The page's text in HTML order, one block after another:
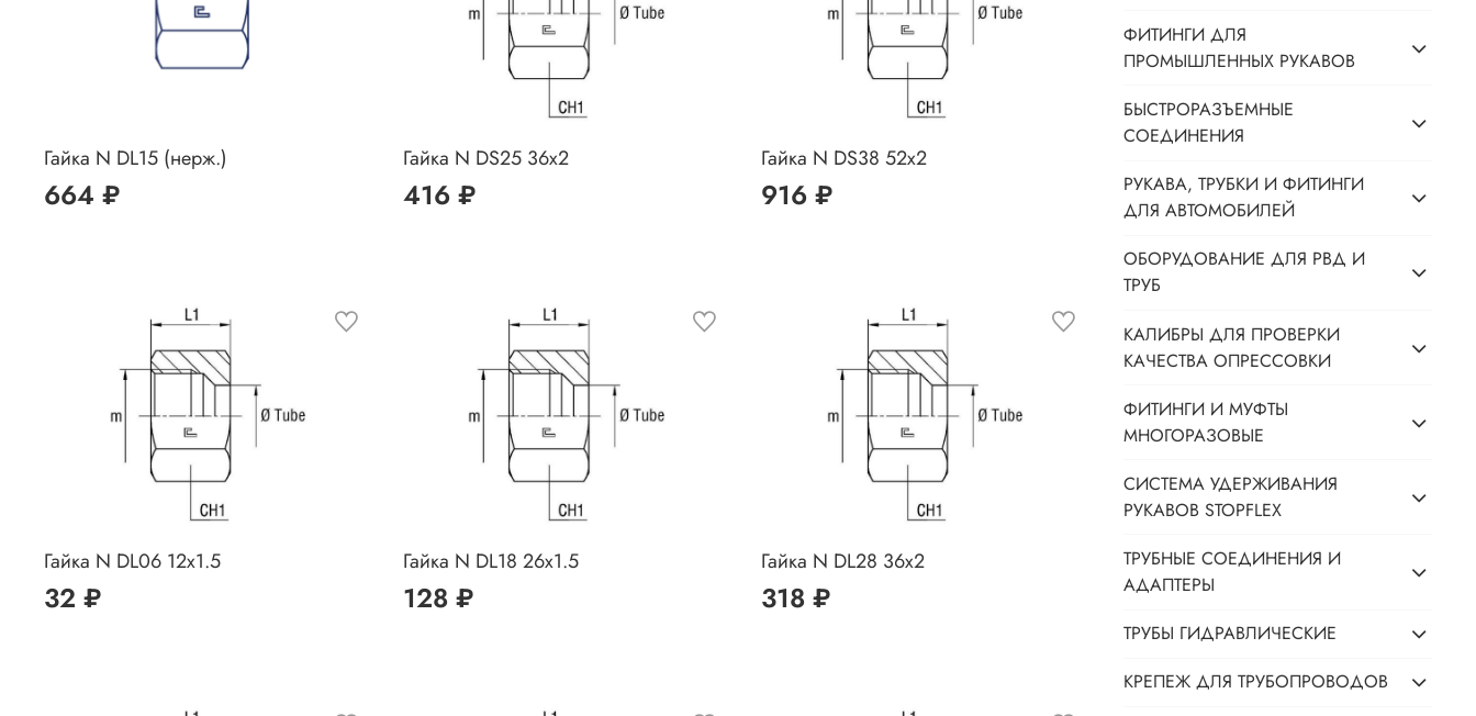
Гайка N DL15 (нерж.)
664 ₽
Гайка N DS25 36x2
416 ₽
Гайка N DS38 52x2
916 ₽
Гайка N DL06 12x1.5
32 ₽
Гайка N DL18 26x1.5
128 ₽
Гайка N DL28 36x2
318 ₽
ФИТИНГИ ДЛЯ
ПРОМЫШЛЕННЫХ РУКАВОВ
БЫСТРОРАЗЪЕМНЫЕ
СОЕДИНЕНИЯ
РУКАВА, ТРУБКИ И ФИТИНГИ
ДЛЯ АВТОМОБИЛЕЙ
ОБОРУДОВАНИЕ ДЛЯ РВД И
ТРУБ
КАЛИБРЫ ДЛЯ ПРОВЕРКИ
КАЧЕСТВА ОПРЕССОВКИ
ФИТИНГИ И МУФТЫ
МНОГОРАЗОВЫЕ
СИСТЕМА УДЕРЖИВАНИЯ
РУКАВОВ STOPFLEX
ТРУБНЫЕ СОЕДИНЕНИЯ И
АДАПТЕРЫ
ТРУБЫ ГИДРАВЛИЧЕСКИЕ
КРЕПЕЖ ДЛЯ ТРУБОПРОВОДОВ